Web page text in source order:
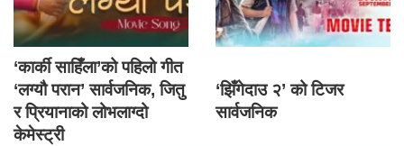
‘कार्की साहिँला’को पहिलो गीत
‘लग्यौ परान’ सार्वजनिक, जितु
र प्रियानाको लोभलाग्दो
केमेस्ट्री
‘झिँगेदाउ २’ को टिजर
सार्वजनिक